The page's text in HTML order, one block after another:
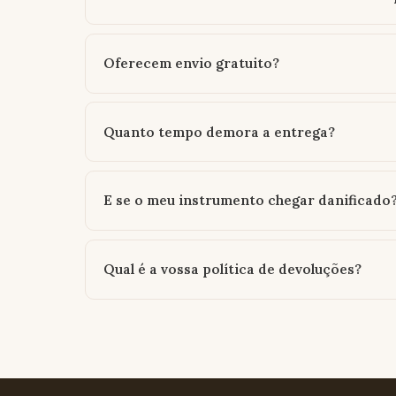
Oferecem envio gratuito?
Quanto tempo demora a entrega?
E se o meu instrumento chegar
Qual é a vossa política de devoluções?